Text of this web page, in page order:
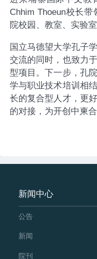
Chhim Thoeun校长带
院校园、教室、实验
国立马德望大学孔子
交流的同时，也致力
型项目。下一步，孔
学与职业技术培训相
长的复合型人才，更
的对接，为开创中柬
新闻中心
公告
新闻
院刊